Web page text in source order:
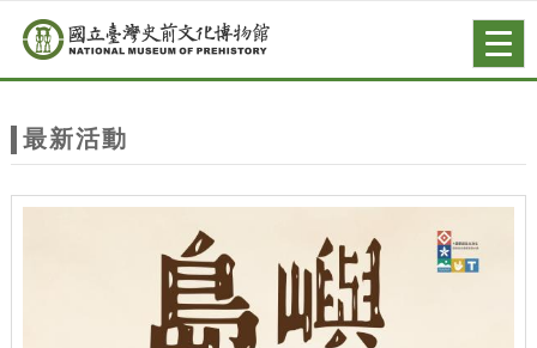
站
主
跳到主要內容
網站導覽
最新活動